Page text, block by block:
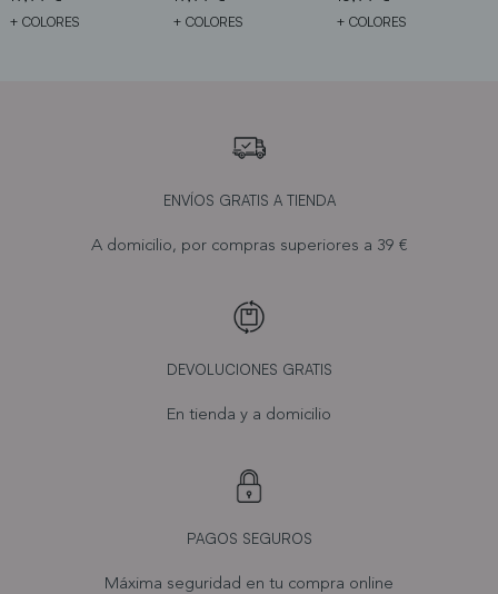
+ COLORES + COLORES + COLORES
ENVÍOS GRATIS A TIENDA
A domicilio, por compras superiores a 39 €
DEVOLUCIONES GRATIS
En tienda y a domicilio
PAGOS SEGUROS
Máxima seguridad en tu compra online